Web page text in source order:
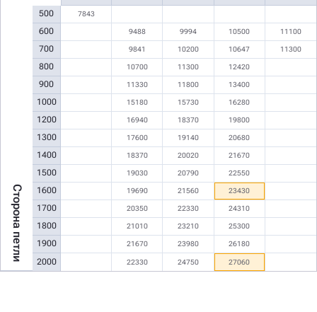
Сторона петли
500
600
700
800
900
1000
1200
1300
1400
1500
1600
1700
1800
1900
2000
7843
9488 9994 10500 11100
9841 10200 10647 11300
10700 11300 12420
11330 11800 13400
15180 15730 16280
16940 18370 19800
17600 19140 20680
18370 20020 21670
19030 20790 22550
19690 21560 23430
20350 22330 24310
21010 23210 25300
21670 23980 26180
22330 24750 27060